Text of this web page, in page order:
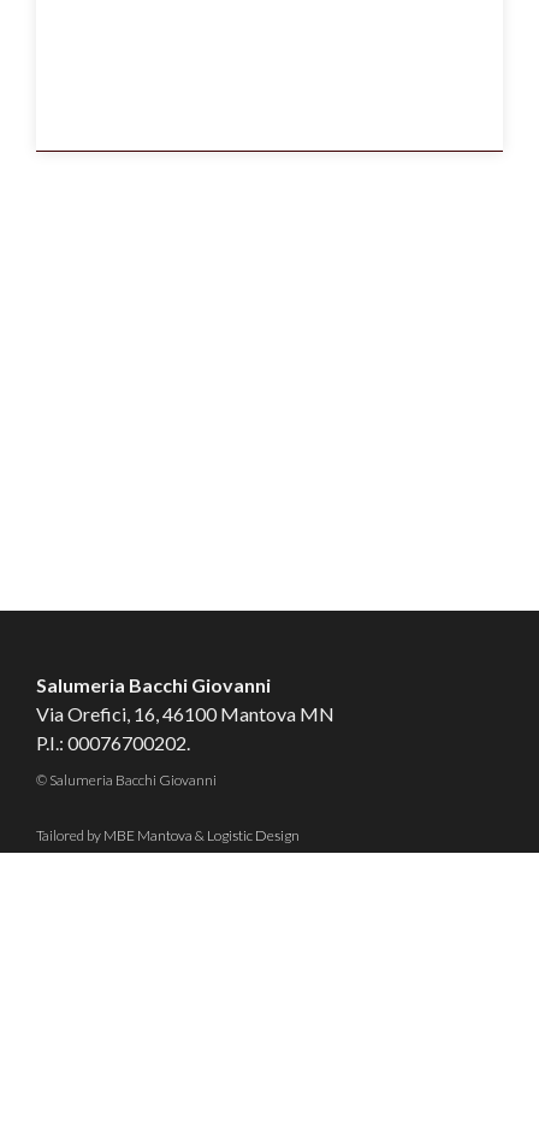
Salumeria Bacchi Giovanni
Via Orefici, 16, 46100 Mantova MN
P.I.: 00076700202.
© Salumeria Bacchi Giovanni
Tailored by MBE Mantova & Logistic Design